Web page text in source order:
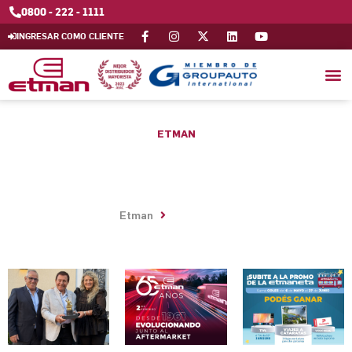
0800 - 222 - 1111
INGRESAR COMO CLIENTE
ETMAN
Etman